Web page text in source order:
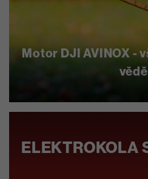
Motor DJI AVINOX -
zjistit
ELEKTROKOLA